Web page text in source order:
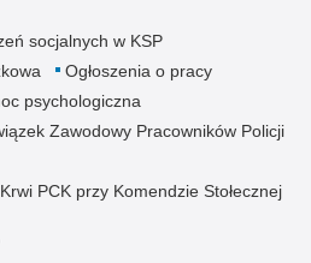
socjalnych w KSP
Ogłoszenia o pracy
psychologiczna
Zawodowy Pracowników Policji
PCK przy Komendzie Stołecznej